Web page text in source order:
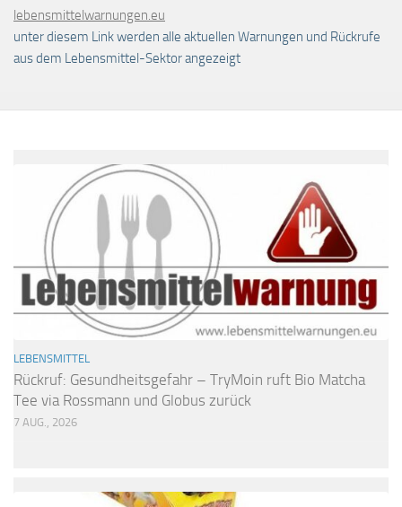
lebensmittelwarnungen.eu
unter diesem Link werden alle aktuellen Warnungen und Rückrufe
aus dem Lebensmittel-Sektor angezeigt
LEBENSMITTEL
Rückruf: Gesundheitsgefahr – TryMoin ruft Bio Matcha
Tee via Rossmann und Globus zurück
7 AUG., 2026